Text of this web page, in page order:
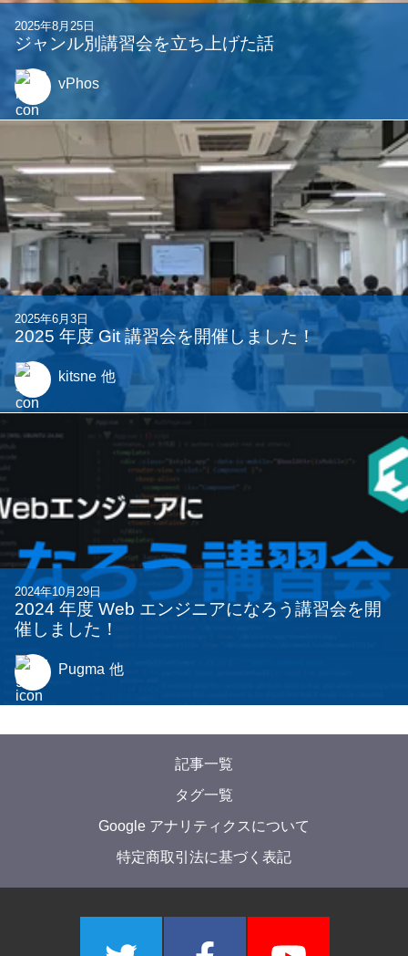
2026年4月27日
Unity設計講習会を開催しました
hijoushiki
2025 年度 Git 講習会を開催しました！